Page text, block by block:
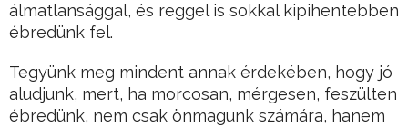
álmatlansággal, és reggel is sokkal kipihentebben
ébredünk fel.
Tegyünk meg mindent annak érdekében, hogy jó
aludjunk, mert, ha morcosan, mérgesen, feszülten
ébredünk, nem csak önmagunk számára, hanem